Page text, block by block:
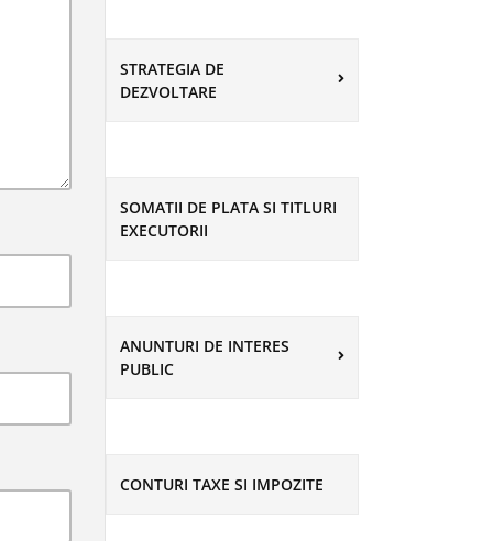
STRATEGIA DE
DEZVOLTARE
SOMATII DE PLATA SI TITLURI
EXECUTORII
ANUNTURI DE INTERES
PUBLIC
CONTURI TAXE SI IMPOZITE